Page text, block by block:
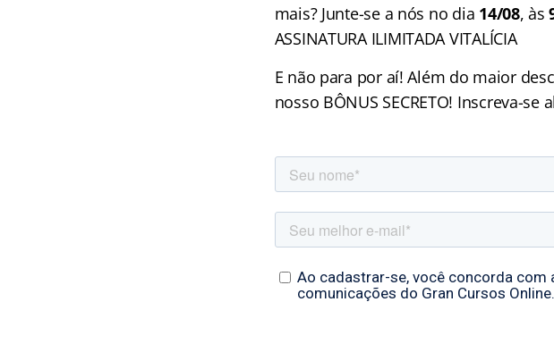
mais? Junte-se a nós no dia 14/08, às
ASSINATURA ILIMITADA VITALÍCIA
E não para por aí! Além do maior
nosso BÔNUS SECRETO! Inscreva-